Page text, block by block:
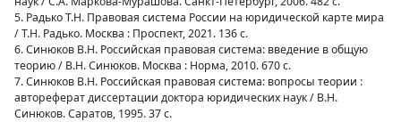
5. Радько Т.Н. Правовая система России на юридической карте мира
/ Т.Н. Радько. Москва : Проспект, 2021. 136 с.
6. Синюков В.Н. Российская правовая система: введение в общую
теорию / В.Н. Синюков. Москва : Норма, 2010. 670 с.
7. Синюков В.Н. Российская правовая система: вопросы теории :
автореферат диссертации доктора юридических наук / В.Н.
Синюков. Саратов, 1995. 37 с.